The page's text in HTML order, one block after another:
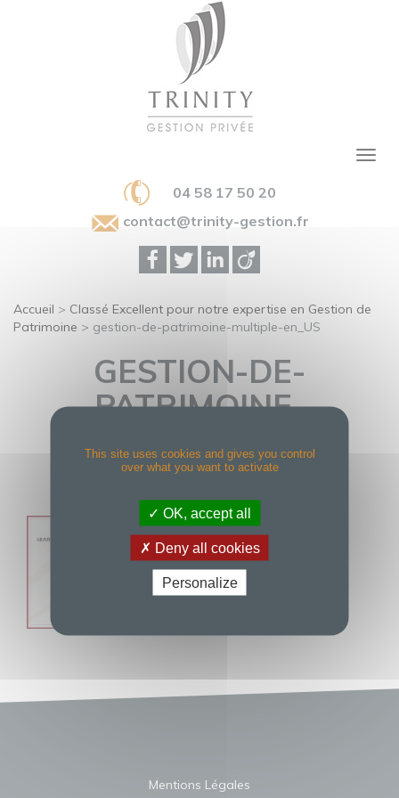
04 58 17 50 20
contact@trinity-gestion.fr
Accueil > Classé Excellent pour notre expertise en Gestion de
Patrimoine > gestion-de-patrimoine-multiple-en_US
GESTION-DE-
PATRIMOINE-
MULTIPLE-EN_US
Mentions Légales
This site uses cookies and gives you control
over what you want to activate
OK, accept all
Deny all cookies
Personalize